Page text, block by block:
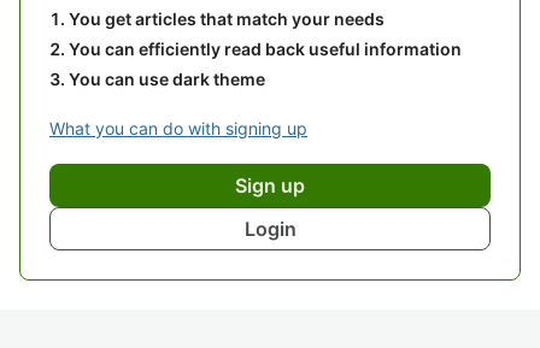
You get articles that match your needs
You can efficiently read back useful information
You can use dark theme
What you can do with signing up
Sign up
Login